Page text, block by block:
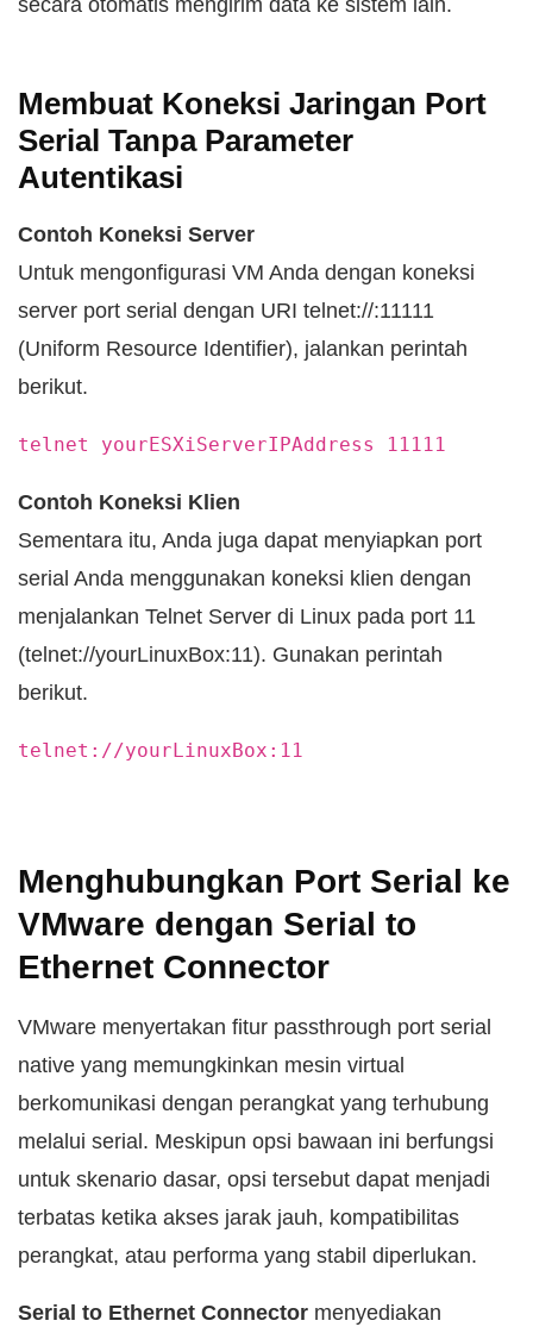
secara otomatis mengirim data ke sistem lain.
Membuat Koneksi Jaringan Port
Serial Tanpa Parameter
Autentikasi
Contoh Koneksi Server
Untuk mengonfigurasi VM Anda dengan koneksi
server port serial dengan URI telnet://:11111
(Uniform Resource Identifier), jalankan perintah
berikut.
telnet yourESXiServerIPAddress 11111
Contoh Koneksi Klien
Sementara itu, Anda juga dapat menyiapkan port
serial Anda menggunakan koneksi klien dengan
menjalankan Telnet Server di Linux pada port 11
(telnet://yourLinuxBox:11). Gunakan perintah
berikut.
telnet://yourLinuxBox:11
Menghubungkan Port Serial ke
VMware dengan Serial to
Ethernet Connector
VMware menyertakan fitur passthrough port serial
native yang memungkinkan mesin virtual
berkomunikasi dengan perangkat yang terhubung
melalui serial. Meskipun opsi bawaan ini berfungsi
untuk skenario dasar, opsi tersebut dapat menjadi
terbatas ketika akses jarak jauh, kompatibilitas
perangkat, atau performa yang stabil diperlukan.
Serial to Ethernet Connector menyediakan